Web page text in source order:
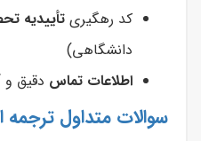
کد رهگیریتأییدیه
دانشگاهی)
اطلاعات تماس دقیق
سوالات متداول ترجمه